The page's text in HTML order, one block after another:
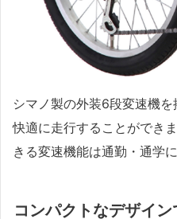
シマノ製の外装6段変速機
快適に走行することができ
きる変速機能は通勤・通学
コンパクトなデザイ